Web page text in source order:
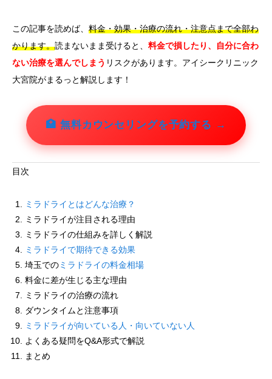
この記事を読めば、 料金・効果・治療の流れ・注意点まで全部わ
かります。読まないまま受けると、 料金で損したり、自分に合わ
ない治療を選んでしまう リスクがあります。アイシークリニック
大宮院がまるっと解説します！
🏥 無料カウンセリングを予約する →
目次
ミラドライとはどんな治療？
ミラドライが注目される理由
ミラドライの仕組みを詳しく解説
ミラドライで期待できる効果
埼玉でのミラドライの料金相場
料金に差が生じる主な理由
ミラドライの治療の流れ
ダウンタイムと注意事項
ミラドライが向いている人・向いていない人
よくある疑問をQ&A形式で解説
まとめ